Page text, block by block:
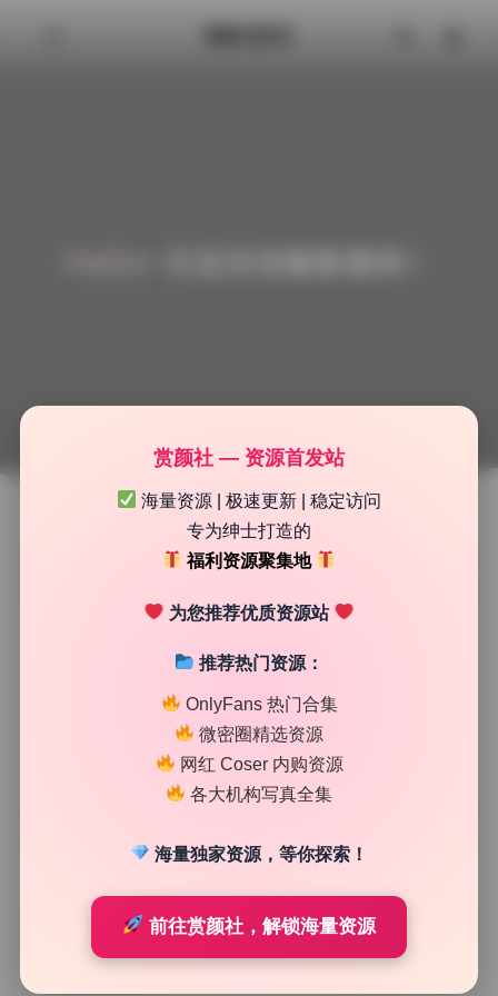
紧急企划106套400G 最值得珍藏的系列 高清画册 极品
赏颜社 — 资源首发站
海量资源 | 极速更新 | 稳定访问
专为绅士打造的
福利资源聚集地
为您推荐优质资源站
推荐热门资源：
OnlyFans 热门合集
微密圈精选资源
网红 Coser 内购资源
各大机构写真全集
海量独家资源，等你探索！
前往赏颜社，解锁海量资源